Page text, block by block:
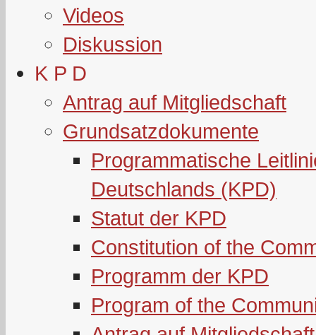
Videos
Diskussion
K P D
Antrag auf Mitgliedschaft
Grundsatzdokumente
Programmatische
Deutschlands (KPD)
Statut der KPD
Constitution of the
Programm der KPD
Program of the